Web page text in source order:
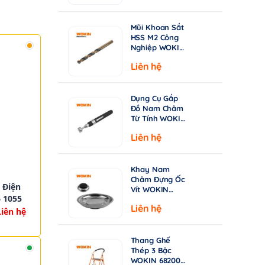
Điện
1055
hệ
Cứng
Mũi Khoan Sắt
HSS M2 Công
Nghiệp WOKIN
| Tiêu Chuẩn
Liên hệ
Dụng Cụ Gắp
Đồ Nam Châm
Từ Tính WOKIN
Rút Dài 130-
Liên hệ
Khay Nam
Châm Đựng Ốc
Vít WOKIN
Đường Kính
Liên hệ
Thang Ghế
Thép 3 Bậc
WOKIN 682003